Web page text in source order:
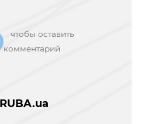
чтобы оставить
комментарий